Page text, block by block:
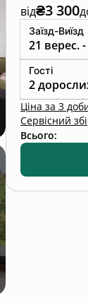
від₴3 300
Заїзд-Виїзд
21 верес.
Гості
2
Ціна за 3
Сервісний
Всього: